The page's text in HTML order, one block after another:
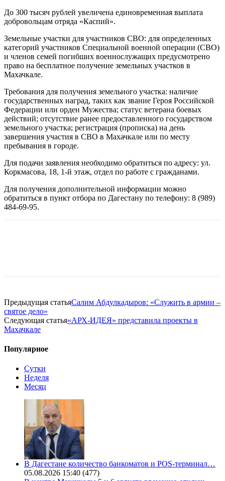
До 300 тысяч рублей увеличена единовременная выплата
добровольцам отряда «Каспий».
Земельные участки для участников СВО: для определенных
категорий участников Специальной военной операции (СВО)
и членов семей погибших военнослужащих предусмотрено
право на бесплатное получение земельных участков в
Махачкале.
Требования для получения земельного участка: наличие
государственных наград, таких как звание Героя Российской
Федерации или орден Мужества; статус ветерана боевых
действий; отсутствие ранее предоставленного государством
земельного участка; регистрация (прописка) на день
завершения участия в СВО в Махачкале или по месту
пребывания в городе.
Для подачи заявления необходимо обратиться по адресу: ул.
Коркмасова, 18, 1-й этаж, отдел по работе с гражданами.
Для получения дополнительной информации можно
обратиться в пункт отбора по Дагестану по телефону: 8 (989)
484-69-95.
Предыдущая статьяСалим Абдулкадыров: «Служить в армии –
святое дело»
Следующая статья«АРХ-ИДЕЯ» представила проекты в
Махачкале
Популярное
Сутки
Неделя
Месяц
В Дагестане количество банкоматов и POS-терминал…
05.08.2026 15:40 (477)